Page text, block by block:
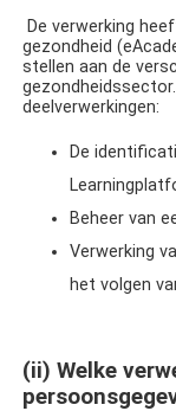
De verwerking
gezondheid (
stellen aan de
deelverwerkingen:
De
Beheer van
Verwerking
het volgen
(ii)Welke